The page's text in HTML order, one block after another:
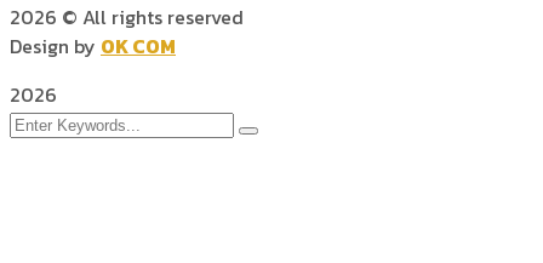
2026 © All rights reserved
Design by OK COM
2026